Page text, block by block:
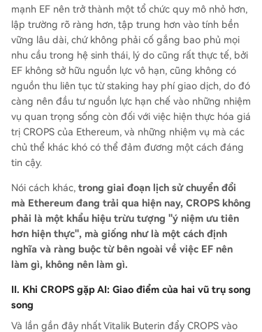
mạnh EF nên trở thành một tổ chức quy mô nhỏ hơn,
lập trường rõ ràng hơn, tập trung hơn vào tính bền
vững lâu dài, chứ không phải cố gắng bao phủ mọi
nhu cầu trong hệ sinh thái, lý do cũng rất thực tế, bởi
EF không sở hữu nguồn lực vô hạn, cũng không có
nguồn thu liên tục từ staking hay phí giao dịch, do đó
càng nên đầu tư nguồn lực hạn chế vào những nhiệm
vụ quan trọng sống còn đối với việc hiện thực hóa giá
trị CROPS của Ethereum, và những nhiệm vụ mà các
chủ thể khác khó có thể đảm đương một cách đáng
tin cậy.
Nói cách khác, trong giai đoạn lịch sử chuyển đổi
mà Ethereum đang trải qua hiện nay, CROPS không
phải là một khẩu hiệu trừu tượng "ý niệm ưu tiên
hơn hiện thực", mà giống như là một cách định
nghĩa và ràng buộc từ bên ngoài về việc EF nên
làm gì, không nên làm gì.
II. Khi CROPS gặp AI: Giao điểm của hai vũ trụ song
song
Và lần gần đây nhất Vitalik Buterin đẩy CROPS vào